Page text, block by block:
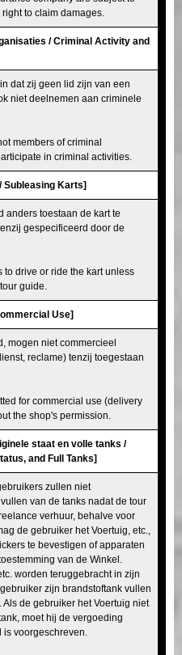
to claim damages.
/ Criminal Activity and
dat zij geen lid zijn van een
niet deelnemen aan criminele
members of criminal
in criminal activities.
Subleasing Karts]
anders toestaan de kart te
gespecificeerd door de
to drive or ride the kart unless
guide.
Use]
mogen niet commercieel
reclame) tenzij toegestaan
for commercial use (delivery
the shop's permission.
staat en volle tanks /
and Full Tanks]
zullen niet
van de tanks nadat de tour
verhuur, behalve voor
de gebruiker het Voertuig, etc.,
te bevestigen of apparaten
van de Winkel.
worden teruggebracht in zijn
zijn brandstoftank vullen
de gebruiker het Voertuig niet
moet hij de vergoeding
voorgeschreven.